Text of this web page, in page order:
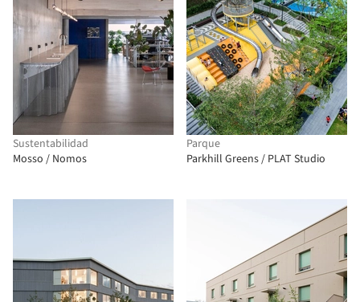
Sustentabilidad
Mosso / Nomos
Parque
Parkhill Greens / PLAT Studio